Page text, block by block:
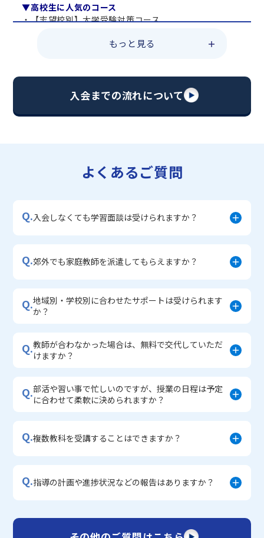
▼高校生に人気のコース
・【志望校別】大学受験対策コース
・総合型選抜直前対策コース
・【志望校別】公立・私立高校受験対策コース
・宿題サポートコース
・学習習慣定着コース
もっと見る
入会までの流れについて
よくあるご質問
Q.入会しなくても学習面談は受けられますか？
Q.郊外でも家庭教師を派遣してもらえますか？
Q.地域別・学校別に合わせたサポートは受けられます
か？
Q.教師が合わなかった場合は、無料で交代していただ
けますか？
Q.部活や習い事で忙しいのですが、授業の日程は予定
に合わせて柔軟に決められますか？
Q.複数教科を受講することはできますか？
Q.指導の計画や進捗状況などの報告はありますか？